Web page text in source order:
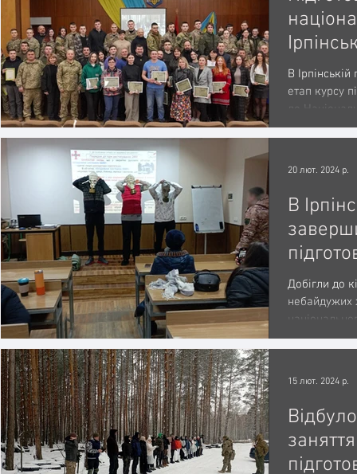
В
етап курсу
до
місяців
В
Добігли до
небайдужих
тривалістю
20 лют. 2024 р.
15 лют. 2024 р.